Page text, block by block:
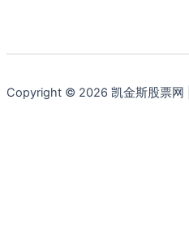
Copyright © 2026 凯金斯股票网